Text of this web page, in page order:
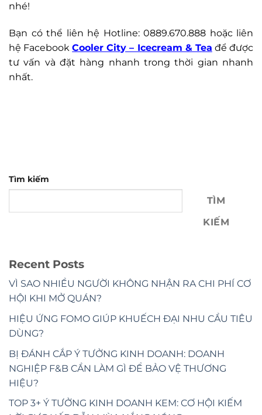
nhé!
Bạn có thể liên hệ Hotline: 0889.670.888 hoặc liên
hệ Facebook Cooler City – Icecream & Tea để được
tư vấn và đặt hàng nhanh trong thời gian nhanh
nhất.
Tìm kiếm
TÌM
KIẾM
Recent Posts
VÌ SAO NHIỀU NGƯỜI KHÔNG NHẬN RA CHI PHÍ CƠ
HỘI KHI MỞ QUÁN?
HIỆU ỨNG FOMO GIÚP KHUẾCH ĐẠI NHU CẦU TIÊU
DÙNG?
BỊ ĐÁNH CẮP Ý TƯỞNG KINH DOANH: DOANH
NGHIỆP F&B CẦN LÀM GÌ ĐỂ BẢO VỆ THƯƠNG
HIỆU?
TOP 3+ Ý TƯỞNG KINH DOANH KEM: CƠ HỘI KIẾM